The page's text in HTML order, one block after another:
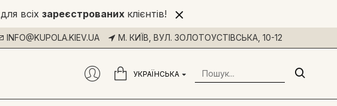
для всіх зареєстрованих клієнтів!
INFO@KUPOLA.KIEV.UA М. КИЇВ, ВУЛ. ЗОЛОТОУСТІВСЬКА, 10-12
УКРАЇНСЬКА